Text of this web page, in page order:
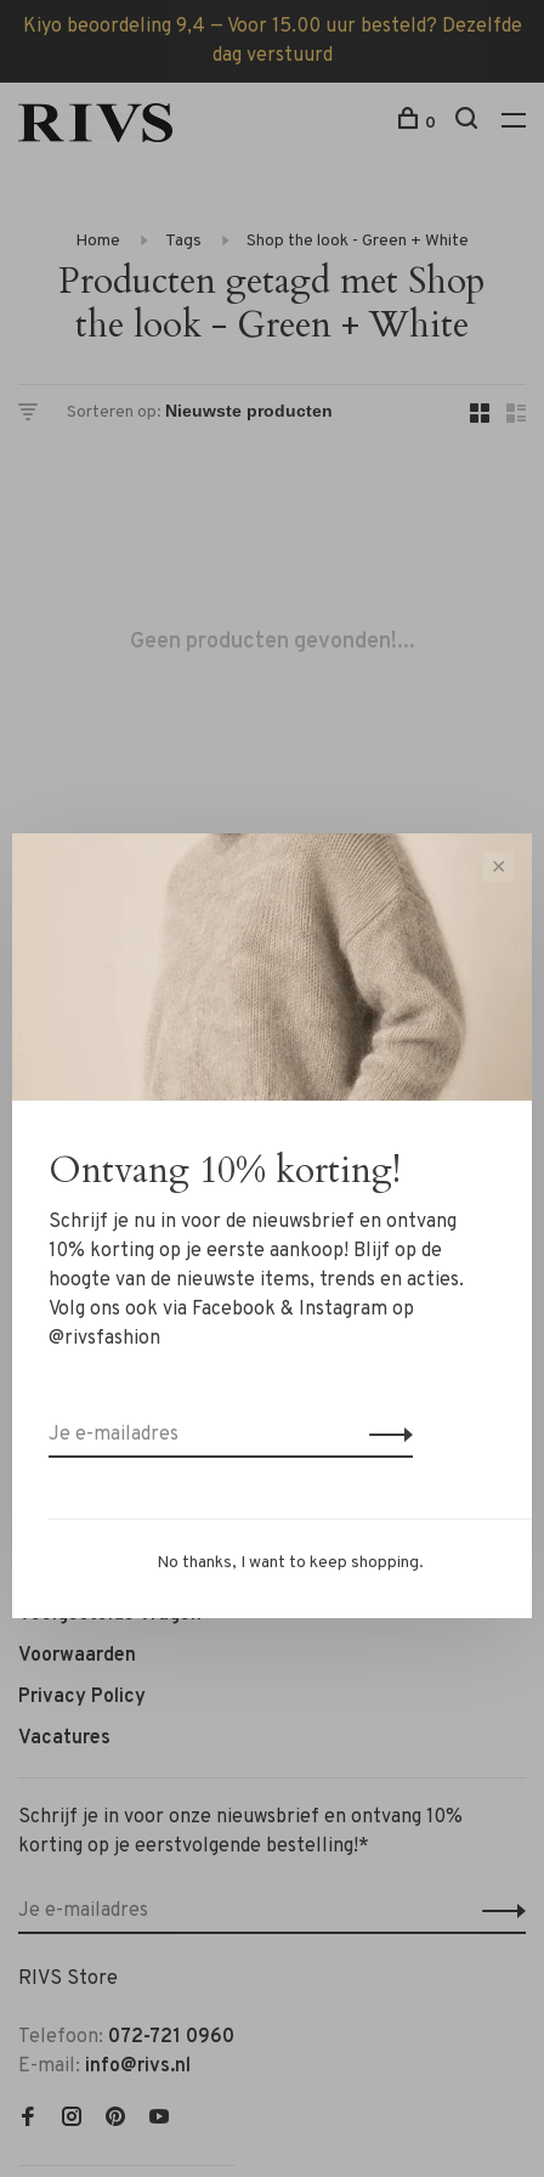
Kiyo beoordeling 9,4 — Voor 15.00 uur besteld? Dezelfde
dag verstuurd
0
Home Tags Shop the look - Green + White
Producten getagd met Shop
the look - Green + White
Sorteren op:
Geen producten gevonden!...
Toon 1 - 0 van 0
Schoenen
Sieraden
Accessoires
SALE
Contact
Personal Styling / Private Shopping
Veelgestelde vragen
Voorwaarden
Privacy Policy
Vacatures
Schrijf je in voor onze nieuwsbrief en ontvang 10%
korting op je eerstvolgende bestelling!*
RIVS Store
Telefoon: 072-721 0960
E-mail: info@rivs.nl
✕
Ontvang 10% korting!
Schrijf je nu in voor de nieuwsbrief en ontvang
10% korting op je eerste aankoop! Blijf op de
hoogte van de nieuwste items, trends en acties.
Volg ons ook via Facebook & Instagram op
@rivsfashion
No thanks, I want to keep shopping.